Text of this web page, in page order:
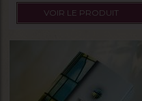
VOIR LE PRODUIT